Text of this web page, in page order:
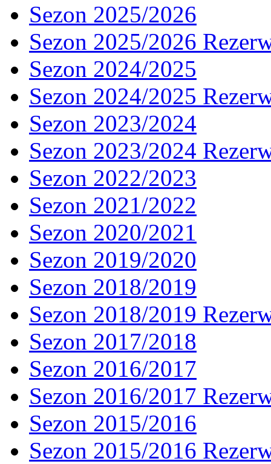
Sezon 2025/2026
Sezon 2025/2026
Sezon 2024/2025
Sezon 2024/2025
Sezon 2023/2024
Sezon 2023/2024
Sezon 2022/2023
Sezon 2021/2022
Sezon 2020/2021
Sezon 2019/2020
Sezon 2018/2019
Sezon 2018/2019
Sezon 2017/2018
Sezon 2016/2017
Sezon 2016/2017
Sezon 2015/2016
Sezon 2015/2016